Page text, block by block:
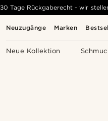
Neuzugänge Marken
Neue Kollektion
30 Tage Rückgaberecht - wir